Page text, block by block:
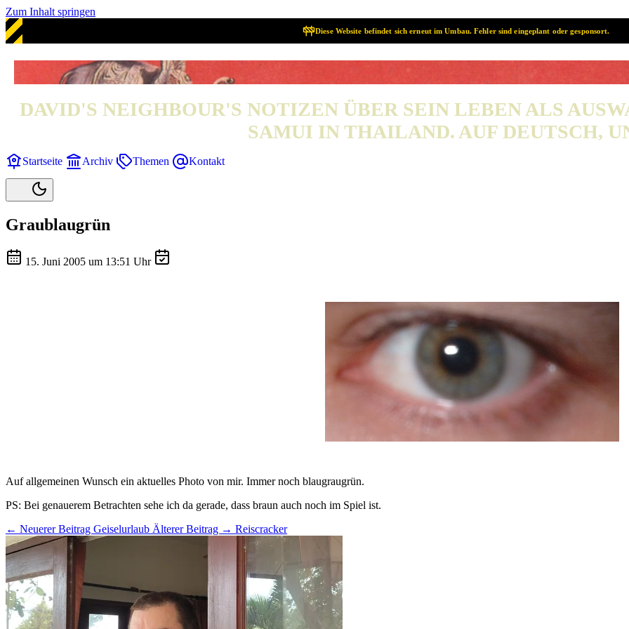
Zum Inhalt springen
Diese Website befindet sich erneut im Umbau. Fehler sind eingeplant oder gesponsort.
SAMUI? SAMUI!
DAVID'S NEIGHBOUR'S NOTIZEN ÜBER SEIN LEBEN ALS
SAMUI IN THAILAND. AUF DEUTSCH,
Startseite Archiv Themen Kontakt
Graublaugrün
15. Juni 2005 um 13:51 Uhr
Auf allgemeinen Wunsch ein aktuelles Photo von mir. Immer noch blaugraugrün.
PS: Bei genauerem Betrachten sehe ich da gerade, dass braun auch noch im Spiel ist.
← Neuerer Beitrag Geiselurlaub Älterer Beitrag → Reiscracker